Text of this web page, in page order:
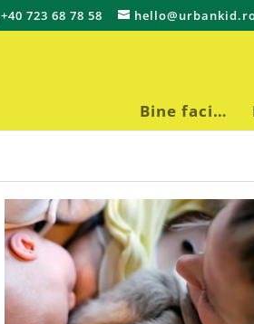
+40 723 68 78 58
Bine faci…